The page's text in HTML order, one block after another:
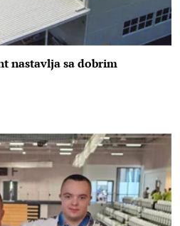
nastavlja sa dobrim